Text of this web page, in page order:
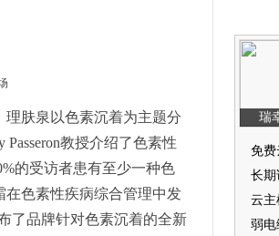
肤泉以色素沉着为主题分
教授介绍了色素性
的受访者患有至少一种色
色素性疾病综合管理中发
了品牌针对色素沉着的全新